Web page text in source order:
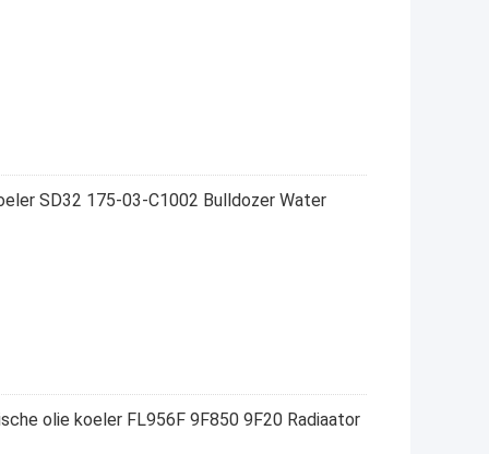
SD32 175-03-C1002 Bulldozer Water
olie koeler FL956F 9F850 9F20 Radiaator